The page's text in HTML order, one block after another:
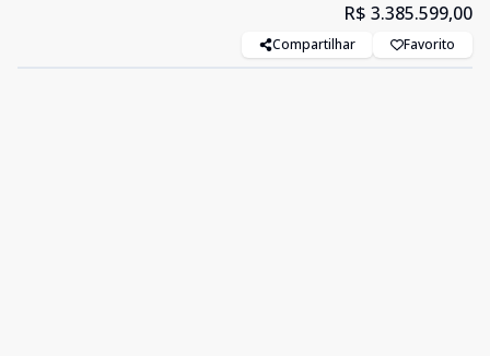
R$ 3.385.599,00
Compartilhar Favorito